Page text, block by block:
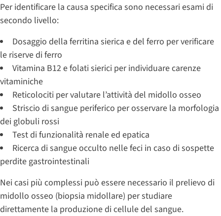
Per identificare la causa specifica sono necessari esami di
secondo livello:
Dosaggio della ferritina sierica e del ferro per verificare
le riserve di ferro
Vitamina B12 e folati sierici per individuare carenze
vitaminiche
Reticolociti per valutare l’attività del midollo osseo
Striscio di sangue periferico per osservare la morfologia
dei globuli rossi
Test di funzionalità renale ed epatica
Ricerca di sangue occulto nelle feci in caso di sospette
perdite gastrointestinali
Nei casi più complessi può essere necessario il prelievo di
midollo osseo (biopsia midollare) per studiare
direttamente la produzione di cellule del sangue.